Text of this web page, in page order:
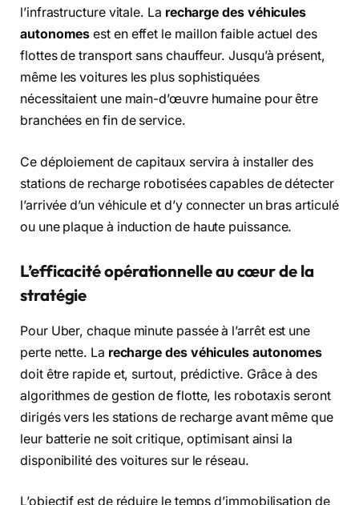
l’infrastructure vitale. La recharge des véhicules
autonomes est en effet le maillon faible actuel des
flottes de transport sans chauffeur. Jusqu’à présent,
même les voitures les plus sophistiquées
nécessitaient une main-d’œuvre humaine pour être
branchées en fin de service.
Ce déploiement de capitaux servira à installer des
stations de recharge robotisées capables de détecter
l’arrivée d’un véhicule et d’y connecter un bras articulé
ou une plaque à induction de haute puissance.
L’efficacité opérationnelle au cœur de la
stratégie
Pour Uber, chaque minute passée à l’arrêt est une
perte nette. La recharge des véhicules autonomes
doit être rapide et, surtout, prédictive. Grâce à des
algorithmes de gestion de flotte, les robotaxis seront
dirigés vers les stations de recharge avant même que
leur batterie ne soit critique, optimisant ainsi la
disponibilité des voitures sur le réseau.
L’objectif est de réduire le temps d’immobilisation de